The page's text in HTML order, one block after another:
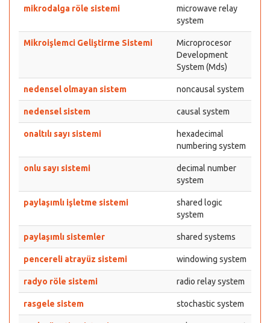
mikrodalga röle sistemi
microwave relay
system
Mikroişlemci Geliştirme Sistemi
Microprocesor
Development
System (Mds)
nedensel olmayan sistem noncausal system
nedensel sistem causal system
onaltılı sayı sistemi
hexadecimal
numbering system
onlu sayı sistemi
decimal number
system
paylaşımlı işletme sistemi
shared logic
system
paylaşımlı sistemler shared systems
pencereli atrayüz sistemi windowing system
radyo röle sistemi radio relay system
rasgele sistem stochastic system